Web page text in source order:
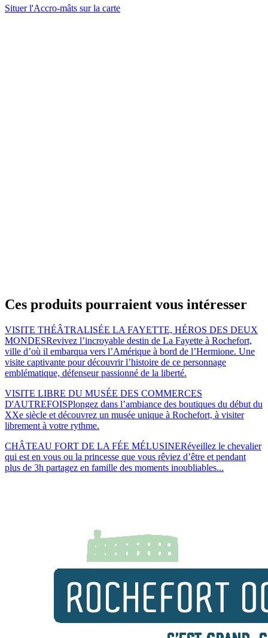
Situer l'Accro-mâts sur la carte
Ces produits pourraient vous intéresser
VISITE THÉÂTRALISÉE LA FAYETTE, HÉROS DES DEUX
MONDESRevivez l’incroyable destin de La Fayette à Rochefort,
ville d’où il embarqua vers l’Amérique à bord de l’Hermione. Une
visite captivante pour découvrir l’histoire de ce personnage
emblématique, défenseur passionné de la liberté.
VISITE LIBRE DU MUSÉE DES COMMERCES
D'AUTREFOISPlongez dans l’ambiance des boutiques du début du
XXe siècle et découvrez un musée unique à Rochefort, à visiter
librement à votre rythme.
CHÂTEAU FORT DE LA FÉE MÉLUSINERéveillez le chevalier
qui est en vous ou la princesse que vous rêviez d’être et pendant
plus de 3h partagez en famille des moments inoubliables...